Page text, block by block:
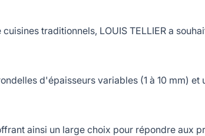
traditionnels, LOUIS TELLIER a
d'épaisseurs variables (1 à 10 mm) et
ainsi un large choix pour répondre aux